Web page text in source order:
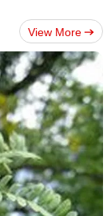
View More